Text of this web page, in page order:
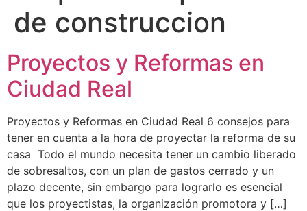
de construccion
Proyectos y Reformas en
Ciudad Real
Proyectos y Reformas en Ciudad Real 6 consejos para
tener en cuenta a la hora de proyectar la reforma de su
casa Todo el mundo necesita tener un cambio liberado
de sobresaltos, con un plan de gastos cerrado y un
plazo decente, sin embargo para lograrlo es esencial
que los proyectistas, la organización promotora y […]